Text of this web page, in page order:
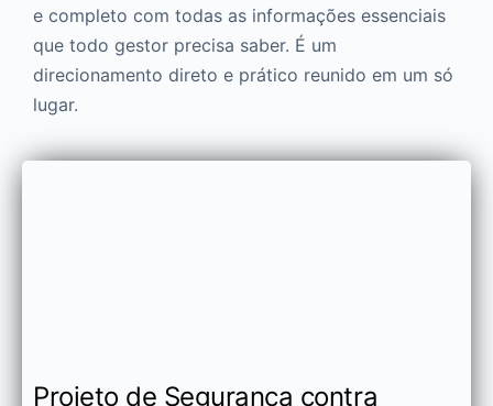
e completo com todas as informações essenciais
que todo gestor precisa saber. É um
direcionamento direto e prático reunido em um só
lugar.
Projeto de Segurança contra